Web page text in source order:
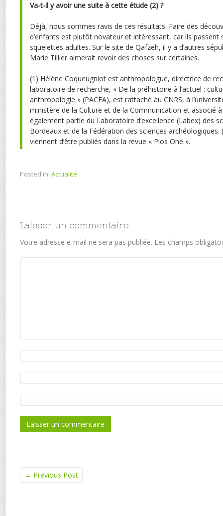
Va-t-il y avoir une suite à cette étude (2) ?
Déjà, nous sommes ravis de ces résultats. Faire des
d’enfants est plutôt novateur et intéressant, car ils passent
squelettes adultes. Sur le site de Qafzeh, il y a d’autres
Marie Tillier aimerait revoir des choses sur certaines.
(1) Hélène Coqueugniot est anthropologue, directrice de
laboratoire de recherche, « De la préhistoire à l’actuel :
anthropologie » (PACEA), est rattaché au CNRS, à
ministère de la Culture et de la Communication et associé à
également partie du Laboratoire d’excellence (Labex) des
Bordeaux et de la Fédération des sciences archéologiques.
viennent d’être publiés dans la revue « Plos One ».
Posted in: Actualité
Laisser un commentaire
Votre adresse e-mail ne sera pas publiée. Les champs
← Previous Post